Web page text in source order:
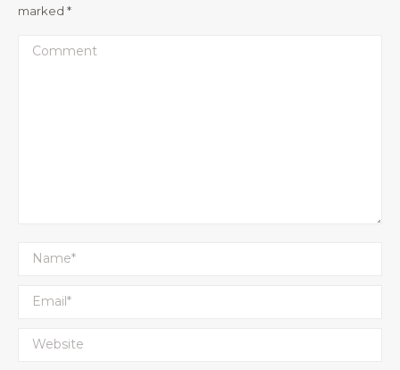
marked *
Comment
Name *
Email *
Website